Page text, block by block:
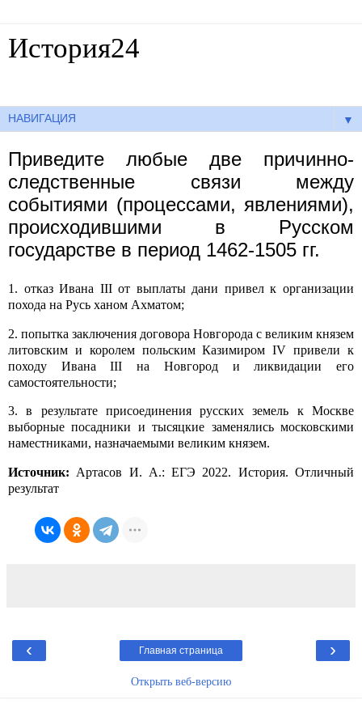
История24
▼
Приведите любые две причинно-
следственные связи между
событиями (процессами, явлениями),
происходившими в Русском
государстве в период 1462-1505 гг.
1. отказ Ивана III от выплаты дани привел к организации
похода на Русь ханом Ахматом;
2. попытка заключения договора Новгорода с великим князем
литовским и королем польским Казимиром IV привели к
походу Ивана III на Новгород и ликвидации его
самостоятельности;
3. в результате присоединения русских земель к Москве
выборные посадники и тысяцкие заменялись московскими
наместниками, назначаемыми великим князем.
Источник: Артасов И. А.: ЕГЭ 2022. История. Отличный
результат
‹ ›
Главная страница
Открыть веб-версию